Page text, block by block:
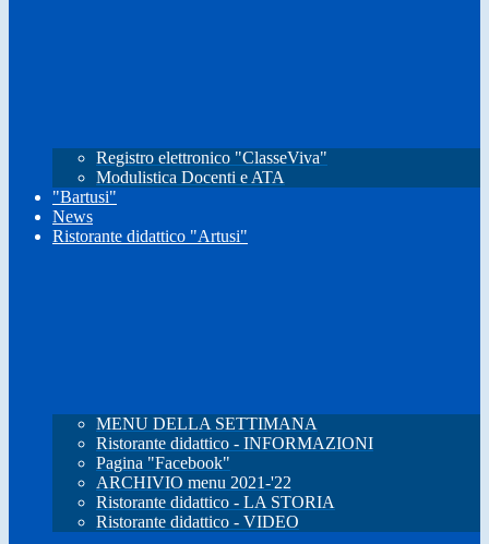
Registro elettronico "ClasseViva"
Modulistica Docenti e ATA
"Bartusi"
News
Ristorante didattico "Artusi"
MENU DELLA SETTIMANA
Ristorante didattico - INFORMAZIONI
Pagina "Facebook"
ARCHIVIO menu 2021-'22
Ristorante didattico - LA STORIA
Ristorante didattico - VIDEO